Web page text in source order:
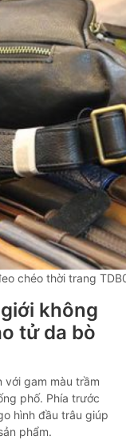
chéo thời trang
không
tử da bò
với gam màu trầm
phố. Phía trước
hình đầu trâu giúp
phẩm.